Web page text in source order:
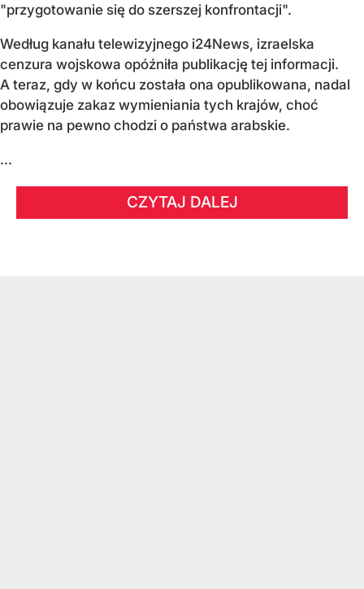
"przygotowanie się do szerszej konfrontacji".
Według kanału telewizyjnego i24News, izraelska
cenzura wojskowa opóźniła publikację tej informacji.
A teraz, gdy w końcu została ona opublikowana, nadal
obowiązuje zakaz wymieniania tych krajów, choć
prawie na pewno chodzi o państwa arabskie.
...
CZYTAJ DALEJ